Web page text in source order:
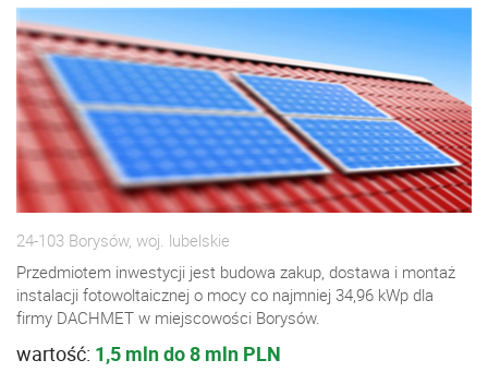
24-103 Borysów, woj. lubelskie
Przedmiotem inwestycji jest budowa zakup, dostawa i montaż
instalacji fotowoltaicznej o mocy co najmniej 34,96 kWp dla
firmy DACHMET w miejscowości Borysów.
wartość: 1,5 mln do 8 mln PLN